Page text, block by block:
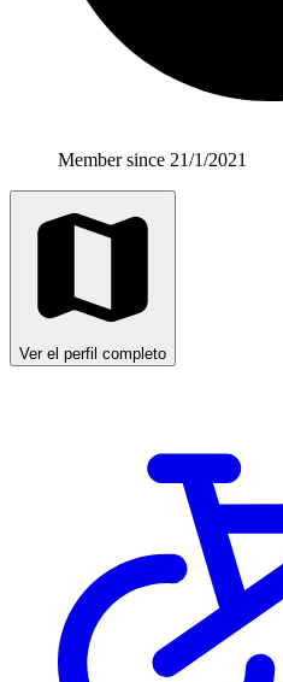
Member since 21/1/2021
Ver el perfil completo